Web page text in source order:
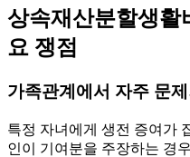
상속재산분할생활
요 쟁점
가족관계에서 자주 문
특정 자녀에게 생전 증여가
인이 기여분을 주장하는 경